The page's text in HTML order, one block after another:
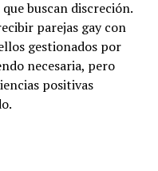
buscan discreción.
parejas gay con
gestionados por
necesaria, pero
positivas